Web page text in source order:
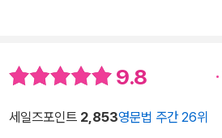
9.8
세일즈포인트 2,853영문법 주간 26위